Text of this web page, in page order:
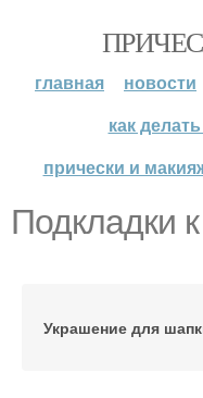
главная новости
как
прически и
Подкладки
Украшение для